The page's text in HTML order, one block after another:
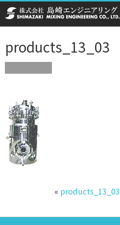
products_13_03
« products_13_03